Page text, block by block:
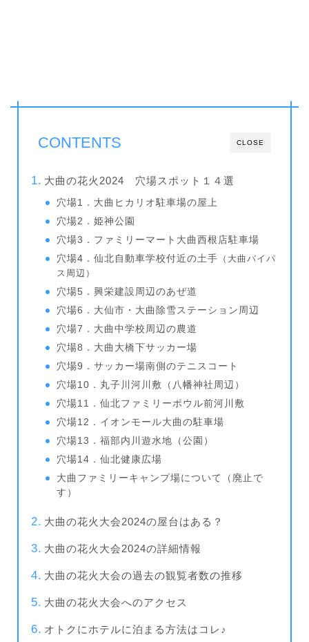
CLOSE
CONTENTS
大曲の花火2024 穴場スポット１４選
穴場1．大曲ヒカリオ駐車場の屋上
穴場2．姫神公園
穴場3．ファミリーマート大曲西根店駐車場
穴場4．仙北自動車学校付近の土手 （大曲バイパ
ス周辺）
穴場5．興栄建設周辺のあぜ道
穴場6．大仙市・大曲除雪ステーション周辺
穴場7．大曲中学校周辺の農道
穴場8．大曲大橋下サッカー場
穴場9．サッカー場南側のテニスコート
穴場10．丸子川河川敷（八幡神社周辺）
穴場11．仙北ファミリーボウル前河川敷
穴場12．イオンモール大曲の駐車場
穴場13．福部内川遊水地（公園）
穴場14．仙北健康広場
大曲ファミリーキャンプ場について（廃止で
す）
大曲の花火大会2024の屋台はある？
大曲の花火大会2024の詳細情報
大曲の花火大会の過去の観覧者数の推移
大曲の花火大会へのアクセス
オトクにホテルに泊まる方法はコレ♪